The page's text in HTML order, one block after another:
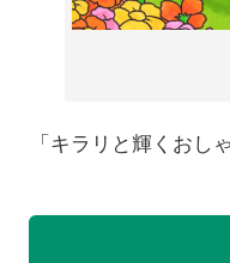
「キラリと輝くおし